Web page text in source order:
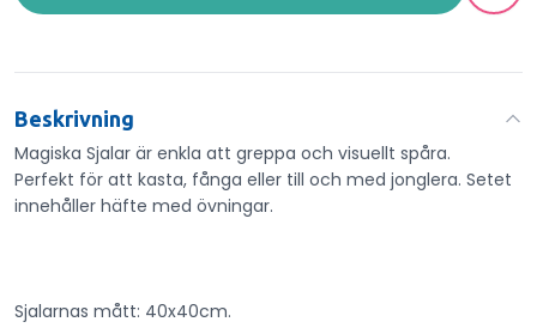
Beskrivning
Magiska Sjalar är enkla att greppa och visuellt spåra.
Perfekt för att kasta, fånga eller till och med jonglera. Setet
innehåller häfte med övningar.
Sjalarnas mått: 40x40cm.